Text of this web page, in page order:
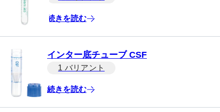
続きを読む
インター底チューブ CSF
1 バリアント
続きを読む